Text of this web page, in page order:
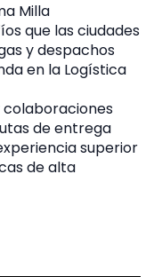
Milla
que las ciudades
y despachos
en la Logística
colaboraciones
de entrega
superior
de alta